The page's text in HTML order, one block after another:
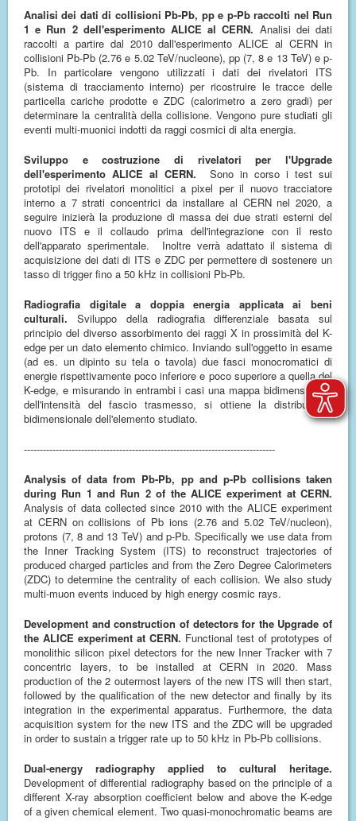
Analisi dei dati di collisioni Pb-Pb, pp e p-Pb raccolti nel Run
1 e Run 2 dell'esperimento ALICE al CERN. Analisi dei dati
raccolti a partire dal 2010 dall'esperimento ALICE al CERN in
collisioni Pb-Pb (2.76 e 5.02 TeV/nucleone), pp (7, 8 e 13 TeV) e p-
Pb. In particolare vengono utilizzati i dati dei rivelatori ITS
(sistema di tracciamento interno) per ricostruire le tracce delle
particella cariche prodotte e ZDC (calorimetro a zero gradi) per
determinare la centralità della collisione. Vengono pure studiati gli
eventi multi-muonici indotti da raggi cosmici di alta energia.
Sviluppo e costruzione di rivelatori per l'Upgrade
dell'esperimento ALICE al CERN. Sono in corso i test sui
prototipi dei rivelatori monolitici a pixel per il nuovo tracciatore
interno a 7 strati concentrici da installare al CERN nel 2020, a
seguire inizierà la produzione di massa dei due strati esterni del
nuovo ITS e il collaudo prima dell'integrazione con il resto
dell'apparato sperimentale. Inoltre verrà adattato il sistema di
acquisizione dei dati di ITS e ZDC per permettere di sostenere un
tasso di trigger fino a 50 kHz in collisioni Pb-Pb.
Radiografia digitale a doppia energia applicata ai beni
culturali. Sviluppo della radiografia differenziale basata sul
principio del diverso assorbimento dei raggi X in prossimità del K-
edge per un dato elemento chimico. Inviando sull'oggetto in esame
(ad es. un dipinto su tela o tavola) due fasci monocromatici di
energie rispettivamente poco inferiore e poco superiore a quella del
K-edge, e misurando in entrambi i casi una mappa bidimensionale
dell'intensità del fascio trasmesso, si ottiene la distribuzione
bidimensionale dell'elemento studiato.
-------------------------------------------------------------------------------
Analysis of data from Pb-Pb, pp and p-Pb collisions taken
during Run 1 and Run 2 of the ALICE experiment at CERN.
Analysis of data collected since 2010 with the ALICE experiment
at CERN on collisions of Pb ions (2.76 and 5.02 TeV/nucleon),
protons (7, 8 and 13 TeV) and p-Pb. Specifically we use data from
the Inner Tracking System (ITS) to reconstruct trajectories of
produced charged particles and from the Zero Degree Calorimeters
(ZDC) to determine the centrality of each collision. We also study
multi-muon events induced by high energy cosmic rays.
Development and construction of detectors for the Upgrade of
the ALICE experiment at CERN. Functional test of prototypes of
monolithic silicon pixel detectors for the new Inner Tracker with 7
concentric layers, to be installed at CERN in 2020. Mass
production of the 2 outermost layers of the new ITS will then start,
followed by the qualification of the new detector and finally by its
integration in the experimental apparatus. Furthermore, the data
acquisition system for the new ITS and the ZDC will be upgraded
in order to sustain a trigger rate up to 50 kHz in Pb-Pb collisions.
Dual-energy radiography applied to cultural heritage.
Development of differential radiography based on the principle of a
different X-ray absorption coefficient below and above the K-edge
of a given chemical element. Two quasi-monochromatic beams are